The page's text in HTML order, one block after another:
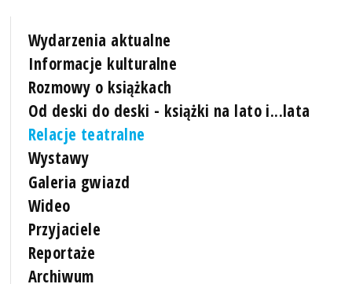
Wydarzenia aktualne
Informacje kulturalne
Rozmowy o książkach
Od deski do deski - książki na lato i...lata
Relacje teatralne
Wystawy
Galeria gwiazd
Wideo
Przyjaciele
Reportaże
Archiwum